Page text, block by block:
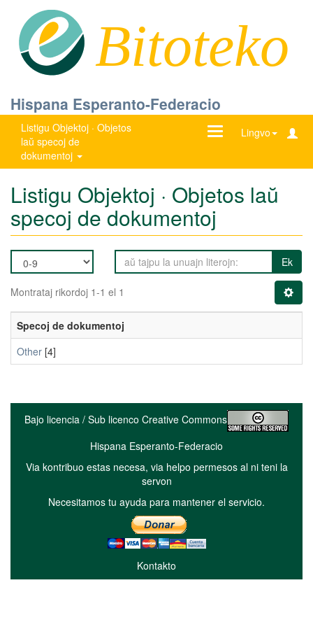
Bitoteko
Hispana Esperanto-Federacio
Listigu Objektoj · Objetos
laŭ specoj de
dokumentoj
Lingvo
Ŝanĝu
Listigu Objektoj · Objetos laŭ
specoj de dokumentoj
Ek
Montrataj rikordoj 1-1 el 1
Specoj de dokumentoj
Other [4]
Bajo licencia / Sub licenco Creative Commons
Hispana Esperanto-Federacio
Via kontribuo estas necesa, via helpo permesos al ni teni la
servon
Necesitamos tu ayuda para mantener el servicio.
Kontakto